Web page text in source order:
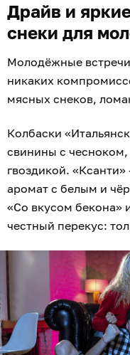
Драйв и
снеки для
Молодёжные
никаких
мясных снеков,
Колбаски
свинины с
гвоздикой.
аромат с белым и
«Со вкусом бекона»
честный перекус: